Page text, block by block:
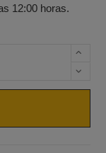
12:00 horas.